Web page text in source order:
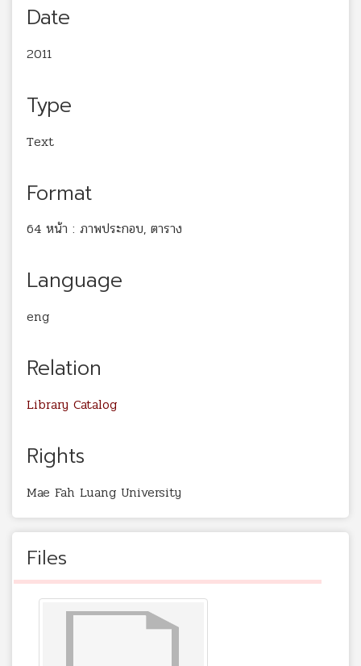
Date
2011
Type
Text
Format
64 หน้า : ภาพประกอบ, ตาราง
Language
eng
Relation
Library Catalog
Rights
Mae Fah Luang University
Files